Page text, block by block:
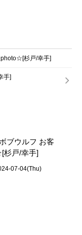
杉戸/幸手]
手]
ブウルフ お客
杉戸/幸手]
07-04(Thu)